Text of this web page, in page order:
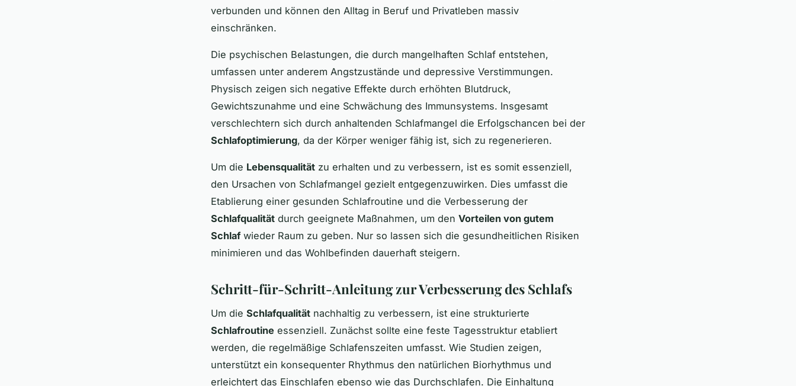
verbunden und können den Alltag in Beruf und Privatleben massiv
einschränken.
Die psychischen Belastungen, die durch mangelhaften Schlaf entstehen,
umfassen unter anderem Angstzustände und depressive Verstimmungen.
Physisch zeigen sich negative Effekte durch erhöhten Blutdruck,
Gewichtszunahme und eine Schwächung des Immunsystems. Insgesamt
verschlechtern sich durch anhaltenden Schlafmangel die Erfolgschancen bei der
Schlafoptimierung, da der Körper weniger fähig ist, sich zu regenerieren.
Um die Lebensqualität zu erhalten und zu verbessern, ist es somit essenziell,
den Ursachen von Schlafmangel gezielt entgegenzuwirken. Dies umfasst die
Etablierung einer gesunden Schlafroutine und die Verbesserung der
Schlafqualität durch geeignete Maßnahmen, um den Vorteilen von gutem
Schlafwieder Raum zu geben. Nur so lassen sich die gesundheitlichen Risiken
minimieren und das Wohlbefinden dauerhaft steigern.
Schritt-für-Schritt-Anleitung zur Verbesserung des Schlafs
Um die Schlafqualität nachhaltig zu verbessern, ist eine strukturierte
Schlafroutine essenziell. Zunächst sollte eine feste Tagesstruktur etabliert
werden, die regelmäßige Schlafenszeiten umfasst. Wie Studien zeigen,
unterstützt ein konsequenter Rhythmus den natürlichen Biorhythmus und
erleichtert das Einschlafen ebenso wie das Durchschlafen. Die Einhaltung